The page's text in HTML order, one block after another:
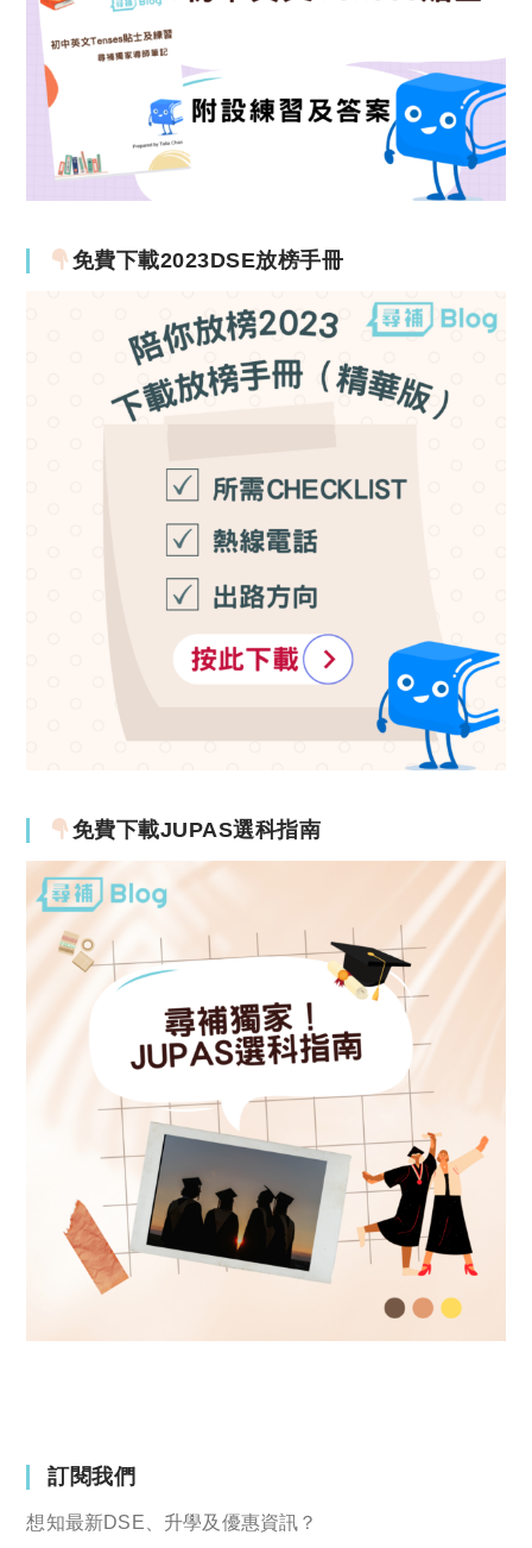
免費下載2023DSE放榜手冊
免費下載JUPAS選科指南
訂閱我們
想知最新DSE、升學及優惠資訊？